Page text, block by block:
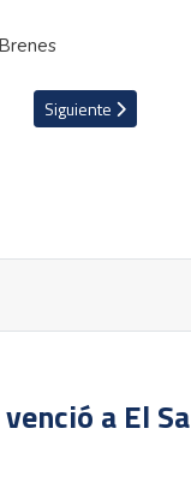
de Leyendas a
Artículo siguiente:
Siguiente
a El